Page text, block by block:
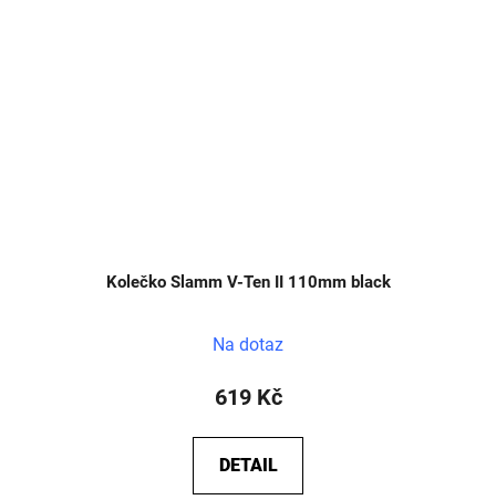
Kolečko Slamm V-Ten II 110mm black
Na dotaz
619 Kč
DETAIL